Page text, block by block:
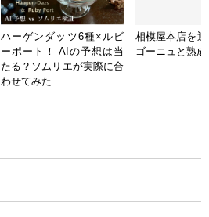
ハーゲンダッツ6種×ルビ
ーポート！ AIの予想は当
たる？ソムリエが実際に合
わせてみた
相模屋本店を
ゴーニュと熟